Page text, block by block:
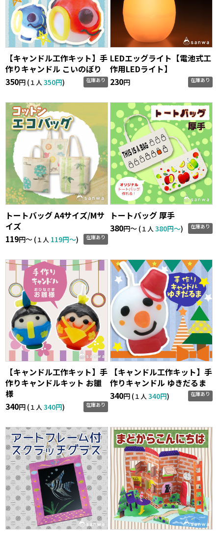
【キャンドル工作キット】手
作りキャンドル こいのぼり
350円 (１人350円) 在庫あり
LEDエッグライト【電池式工
作用LEDライト】
230円 在庫あり
トートバッグ A4サイズ/Mサ
イズ
119円〜 (１人 119円〜) 在庫あり
トートバッグ 厚手
380円〜 (１人380円〜) 在庫あり
【キャンドル工作キット】手
作りキャンドルキット お雛
様
340円 (１人340円) 在庫あり
【キャンドル工作キット】手
作りキャンドル ゆきだるま
340円 (１人340円) 在庫あり